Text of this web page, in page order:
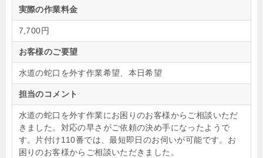
実際の作業料金
7,700円
お客様のご要望
水道の蛇口を外す作業希望、本日希望
担当のコメント
水道の蛇口を外す作業にお困りのお客様からご相談いただ
きました。対応の早さがご依頼の決め手になったようで
す。片付け110番では、最短即日のお伺いが可能です。お
困りのお客様からご相談いただきました。